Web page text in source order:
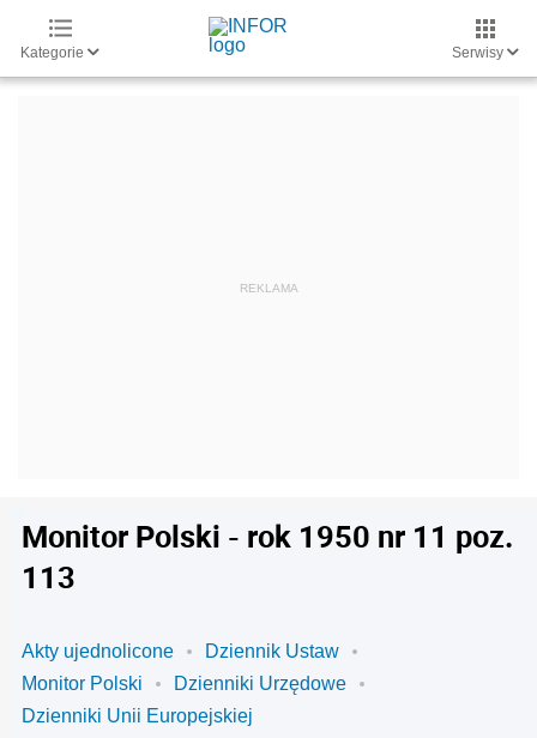
Kategorie Serwisy
Monitor Polski - rok 1950 nr 11 poz.
113
Akty ujednolicone
Dziennik Ustaw
Monitor Polski
Dzienniki Urzędowe
Dzienniki Unii Europejskiej